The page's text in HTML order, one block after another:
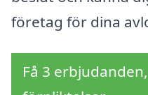
företag för dina
Få 3